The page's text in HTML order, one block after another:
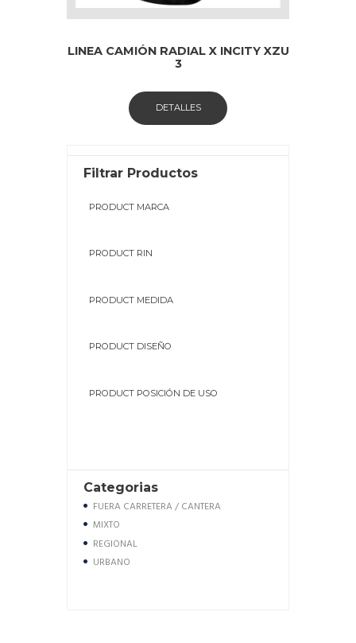
LINEA CAMIÓN RADIAL X INCITY XZU
3
DETALLES
Filtrar Productos
Categorias
FUERA CARRETERA / CANTERA
MIXTO
REGIONAL
URBANO